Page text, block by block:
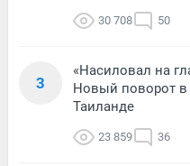
30 708 50
3
«Насиловал на
Новый поворот в
Таиланде
23 859 36